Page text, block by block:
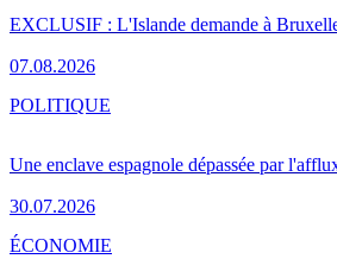
EXCLUSIF : L'Islande demande à
07.08.2026
Une enclave espagnole dépassée par
30.07.2026
POLITIQUE
ÉCONOMIE